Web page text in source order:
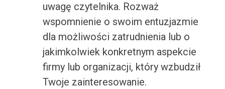
uwagę czytelnika. Rozważ
wspomnienie o swoim entuzjazmie
dla możliwości zatrudnienia lub o
jakimkolwiek konkretnym aspekcie
firmy lub organizacji, który wzbudził
Twoje zainteresowanie.